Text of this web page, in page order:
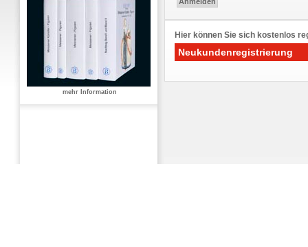
mehr Information
Hier können Sie sich kostenlos
Neukundenregistrierung